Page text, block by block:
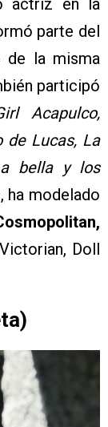
actriz en la
parte del
de la misma
participó
Acapulco,
de Lucas, La
bella y los
ha modelado
Doll